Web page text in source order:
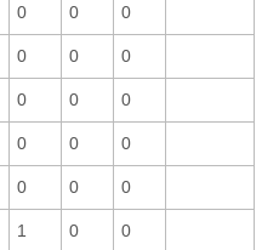
0 0 0
0 0 0
0 0 0
0 0 0
0 0 0
1 0 0